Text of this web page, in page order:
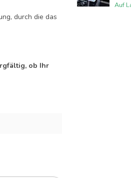
durch die das
ob Ihr
Auf